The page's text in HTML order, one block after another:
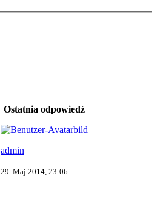
Ostatnia odpowiedź
admin
29. Maj 2014, 23:06